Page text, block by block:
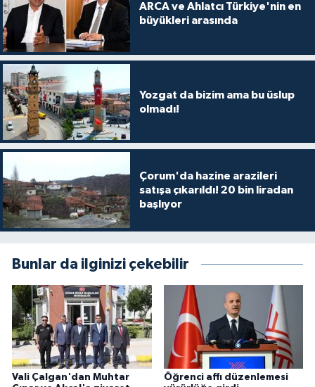
ARCA ve Ahlatcı Türkiye'nin en
büyükleri arasında
Yozgat da bizim ama bu üslup
olmadı!
Çorum'da hazine arazileri
satışa çıkarıldı! 20 bin liradan
başlıyor
Bunlar da ilginizi çekebilir
Vali Çalgan'dan Muhtar
Öğrenci affı düzenlemesi